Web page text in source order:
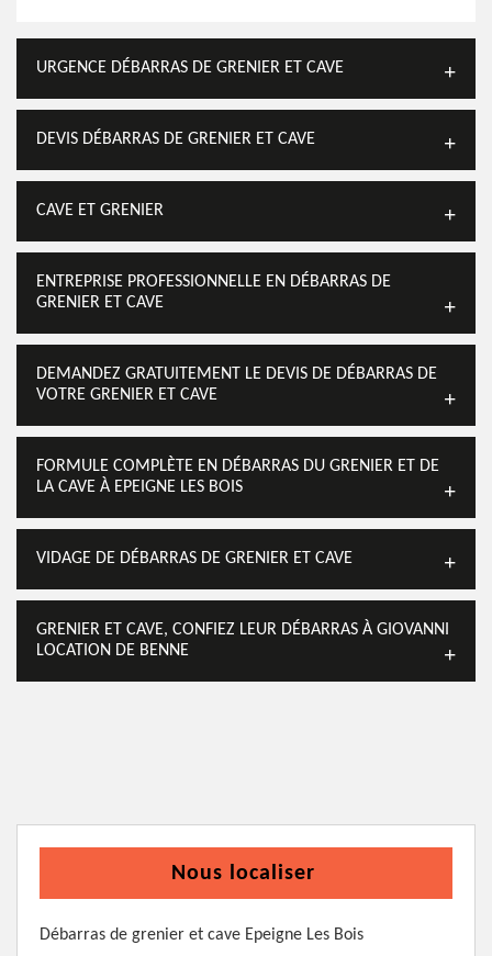
URGENCE DÉBARRAS DE GRENIER ET CAVE
DEVIS DÉBARRAS DE GRENIER ET CAVE
CAVE ET GRENIER
ENTREPRISE PROFESSIONNELLE EN DÉBARRAS DE
GRENIER ET CAVE
DEMANDEZ GRATUITEMENT LE DEVIS DE DÉBARRAS DE
VOTRE GRENIER ET CAVE
FORMULE COMPLÈTE EN DÉBARRAS DU GRENIER ET DE
LA CAVE À EPEIGNE LES BOIS
VIDAGE DE DÉBARRAS DE GRENIER ET CAVE
GRENIER ET CAVE, CONFIEZ LEUR DÉBARRAS À GIOVANNI
LOCATION DE BENNE
Nous localiser
Débarras de grenier et cave Epeigne Les Bois